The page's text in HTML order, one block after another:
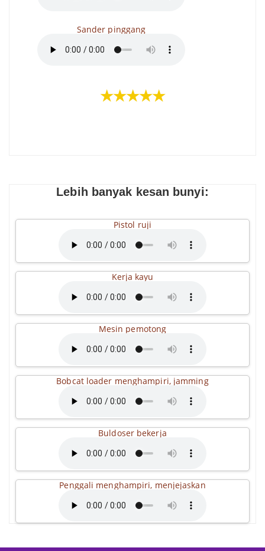
Sander pinggang
★★★★★
Lebih banyak kesan bunyi:
Pistol ruji
Kerja kayu
Mesin pemotong
Bobcat loader menghampiri, jamming
Buldoser bekerja
Penggali menghampiri, menjejaskan